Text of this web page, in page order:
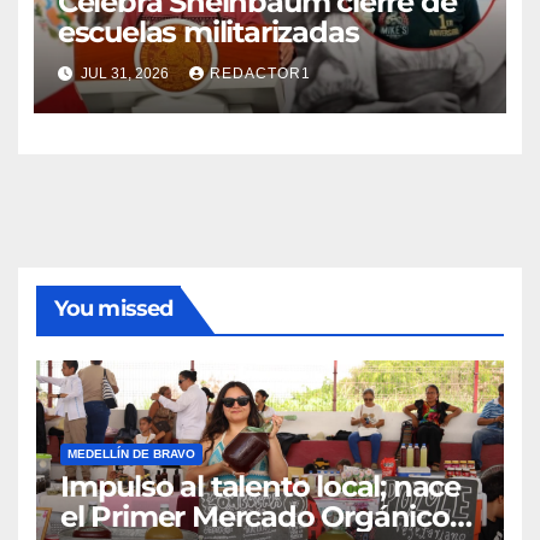
escuelas militarizadas
JUL 31, 2026 REDACTOR1
You missed
MEDELLÍN DE BRAVO
Impulso al talento local; nace
el Primer Mercado Orgánico